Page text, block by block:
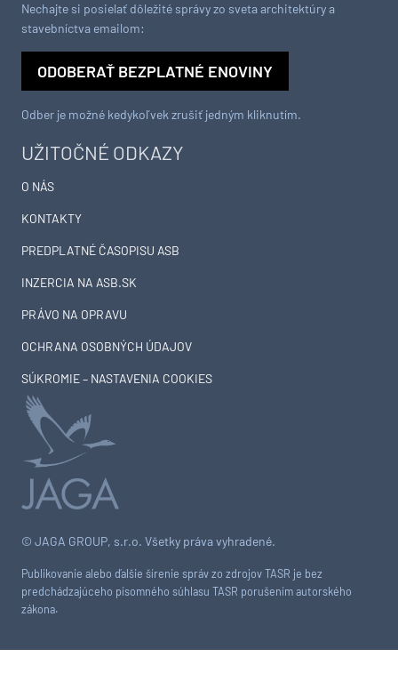
© JAGA GROUP, s.r.o. Všetky práva vyhradené.
Publikovanie alebo ďalšie šírenie správ zo zdrojov TASR je bez
predchádzajúceho písomného súhlasu TASR porušením autorského
zákona.
UŽITOČNÉ ODKAZY
O NÁS
KONTAKTY
PREDPLATNÉ ČASOPISU ASB
INZERCIA NA ASB.SK
PRÁVO NA OPRAVU
OCHRANA OSOBNÝCH ÚDAJOV
SÚKROMIE – NASTAVENIA COOKIES
Nechajte si posielať dôležité správy zo sveta architektúry a
stavebníctva emailom:
ODOBERAŤ BEZPLATNÉ ENOVINY
Odber je možné kedykoľvek zrušiť jedným kliknutím.